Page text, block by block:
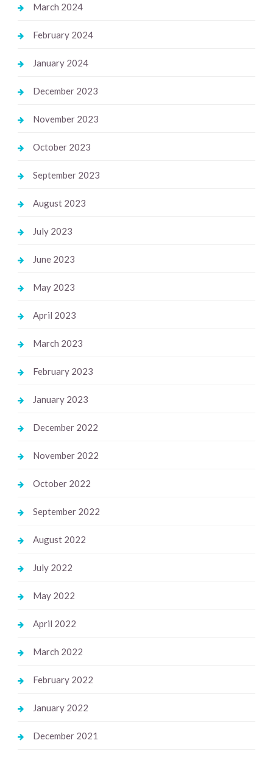
March 2024
February 2024
January 2024
December 2023
November 2023
October 2023
September 2023
August 2023
July 2023
June 2023
May 2023
April 2023
March 2023
February 2023
January 2023
December 2022
November 2022
October 2022
September 2022
August 2022
July 2022
May 2022
April 2022
March 2022
February 2022
January 2022
December 2021